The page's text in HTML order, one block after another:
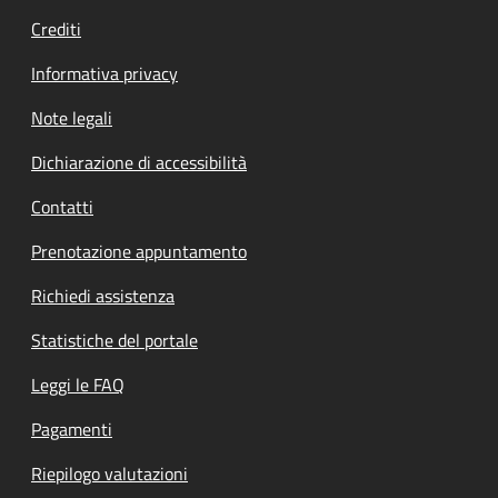
Crediti
Informativa privacy
Note legali
Dichiarazione di accessibilità
Contatti
Prenotazione appuntamento
Richiedi assistenza
Statistiche del portale
Leggi le FAQ
Pagamenti
Riepilogo valutazioni